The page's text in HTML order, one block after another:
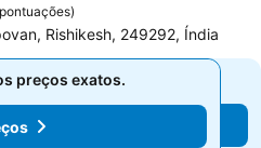
)
Rishikesh, 249292, Índia
preços exatos.
preços exatos.